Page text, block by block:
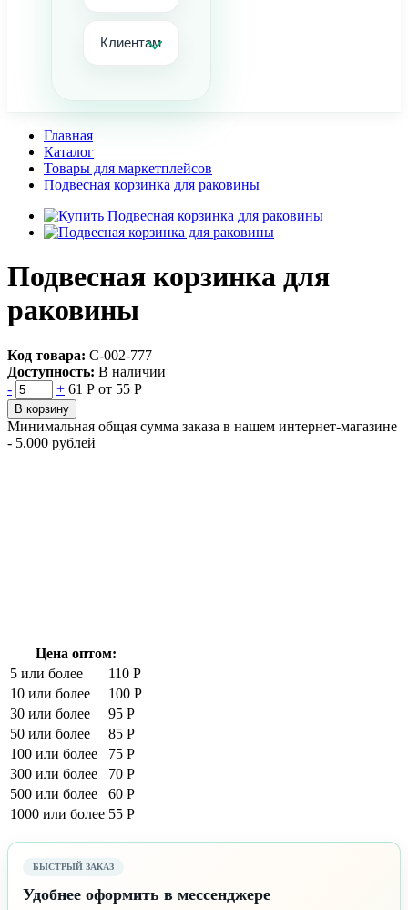
Клиентам
Главная
Каталог
Товары для маркетплейсов
Подвесная корзинка для раковины
Подвесная корзинка для
раковины
Код товара: С-002-777
Доступность: В наличии
-
+ 61 Р от 55 Р
В корзину
Минимальная общая сумма заказа в нашем интернет-магазине
- 5.000 рублей
Цена оптом:
5 или более
110 Р
10 или более
100 Р
30 или более
95 Р
50 или более
85 Р
100 или более
75 Р
300 или более
70 Р
500 или более
60 Р
1000 или более 55 Р
БЫСТРЫЙ ЗАКАЗ
Удобнее оформить в мессенджере